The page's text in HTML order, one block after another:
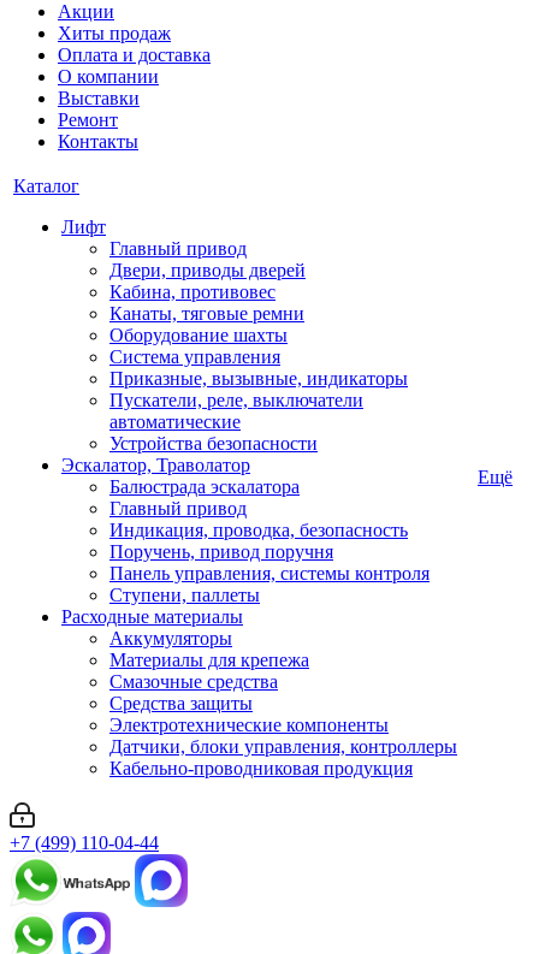
Акции
Хиты продаж
Оплата и доставка
О компании
Выставки
Ремонт
Контакты
Каталог
Лифт
Главный привод
Двери, приводы дверей
Кабина, противовес
Канаты, тяговые ремни
Оборудование шахты
Система управления
Приказные, вызывные, индикаторы
Пускатели, реле, выключатели
автоматические
Устройства безопасности
Эскалатор, Траволатор
Балюстрада эскалатора
Главный привод
Индикация, проводка, безопасность
Поручень, привод поручня
Панель управления, системы контроля
Ступени, паллеты
Расходные материалы
Аккумуляторы
Материалы для крепежа
Смазочные средства
Средства защиты
Электротехнические компоненты
Датчики, блоки управления, контроллеры
Кабельно-проводниковая продукция
Ещё
+7 (499) 110-04-44